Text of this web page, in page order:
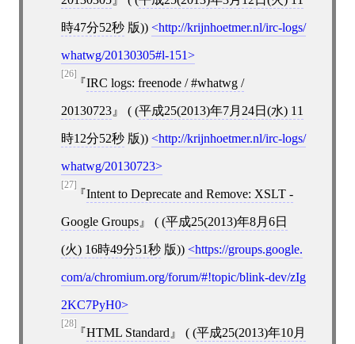
時47分52秒版)) http://krijnhoetmer.nl/irc-logs/
whatwg/20130305#l-151
[26]
IRC logs: freenode / #whatwg /
20130723 ( (平成25(2013)年7月24日(水) 11
時12分52秒版)) http://krijnhoetmer.nl/irc-logs/
whatwg/20130723
[27]
Intent to Deprecate and Remove: XSLT -
Google Groups ( (平成25(2013)年8月6日
(火) 16時49分51秒版)) https://groups.google.
com/a/chromium.org/forum/#!topic/blink-dev/zIg
2KC7PyH0
[28]
HTML Standard ( (平成25(2013)年10月